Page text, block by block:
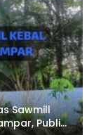
Sawmill
Publik